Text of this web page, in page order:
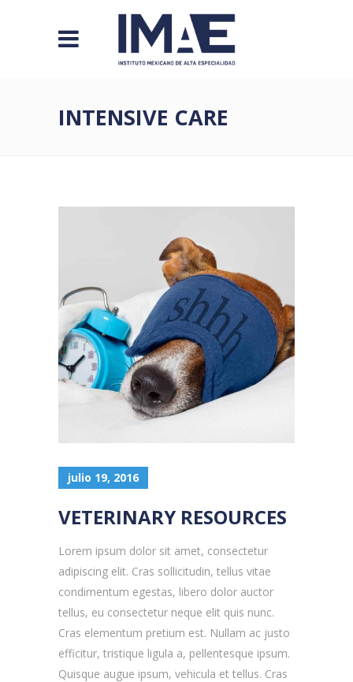
INTENSIVE CARE
julio 19, 2016
VETERINARY RESOURCES
Lorem ipsum dolor sit amet, consectetur
adipiscing elit. Cras sollicitudin, tellus vitae
condimentum egestas, libero dolor auctor
tellus, eu consectetur neque elit quis nunc.
Cras elementum pretium est. Nullam ac justo
efficitur, tristique ligula a, pellentesque ipsum.
Quisque augue ipsum, vehicula et tellus. Cras